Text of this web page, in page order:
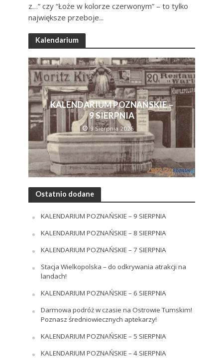
z…” czy “Łoże w kolorze czerwonym” – to tylko
największe przeboje...
Kalendarium
KALENDARIUM POZNAŃSKIE –
9 SIERPNIA
9 Sierpnia 2026
Ostatnio dodane
KALENDARIUM POZNAŃSKIE – 9 SIERPNIA
KALENDARIUM POZNAŃSKIE – 8 SIERPNIA
KALENDARIUM POZNAŃSKIE – 7 SIERPNIA
Stacja Wielkopolska – do odkrywania atrakcji na
landach!
KALENDARIUM POZNAŃSKIE – 6 SIERPNIA
Darmowa podróż w czasie na Ostrowie Tumskim!
Poznasz średniowiecznych aptekarzy!
KALENDARIUM POZNAŃSKIE – 5 SIERPNIA
KALENDARIUM POZNAŃSKIE – 4 SIERPNIA